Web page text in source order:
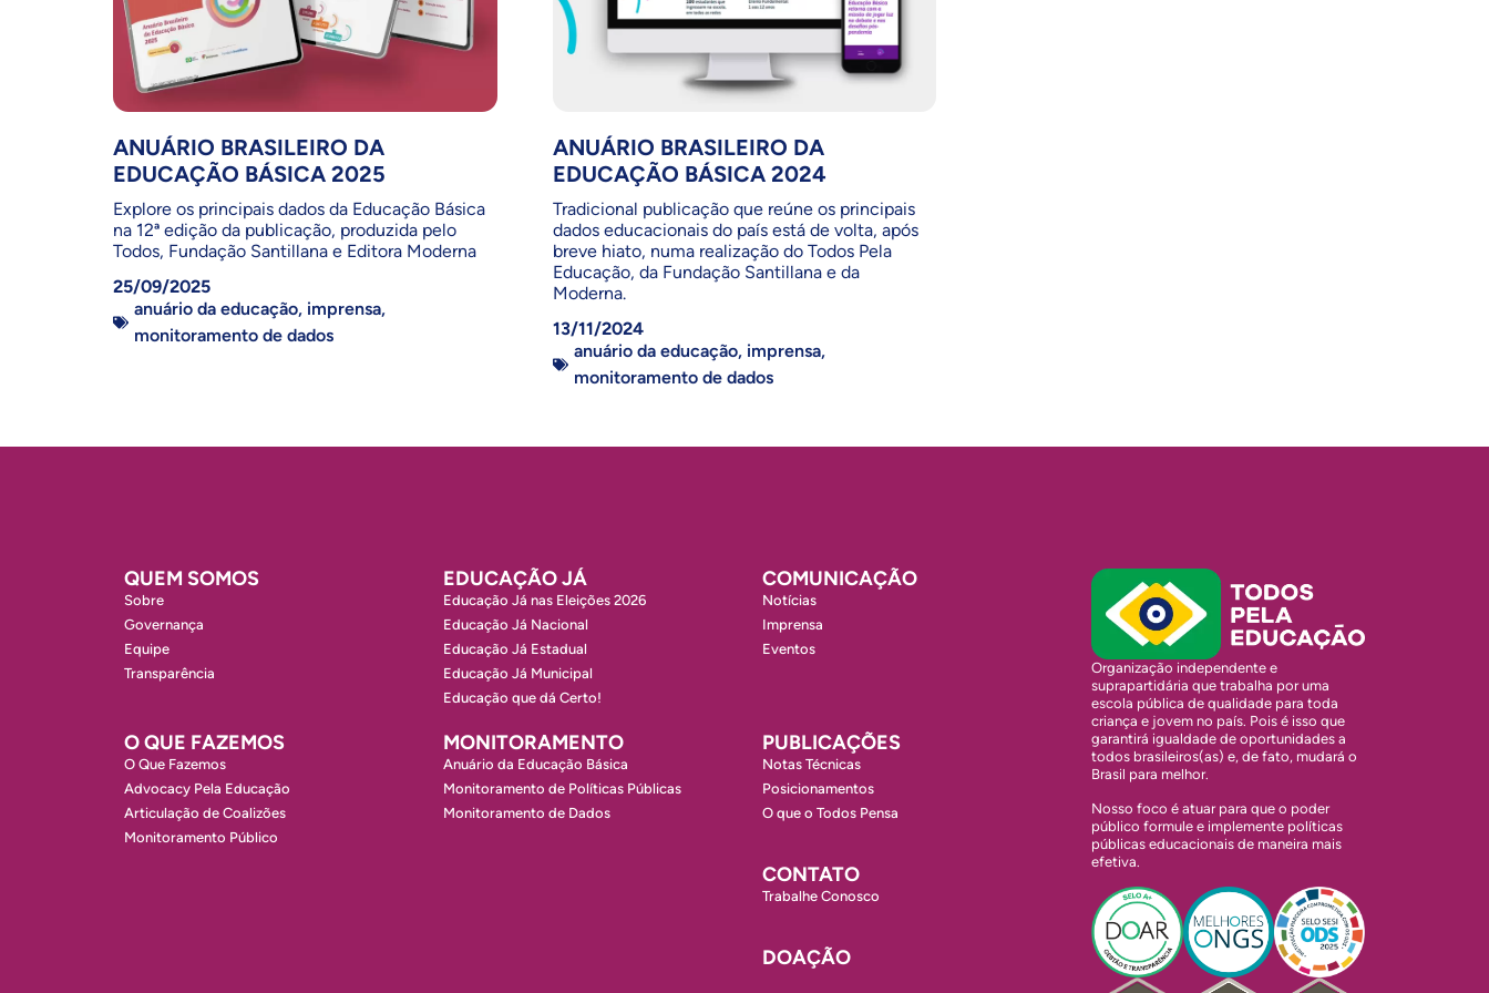
ANUÁRIO BRASILEIRO DA
EDUCAÇÃO BÁSICA 2025
Explore os principais dados da Educação Básica
na 12ª edição da publicação, produzida pelo
Todos, Fundação Santillana e Editora Moderna
25/09/2025
anuário da educação, imprensa,
monitoramento de dados
ANUÁRIO BRASILEIRO DA
EDUCAÇÃO BÁSICA 2024
Tradicional publicação que reúne os principais
dados educacionais do país está de volta, após
breve hiato, numa realização do Todos Pela
Educação, da Fundação Santillana e da
Moderna.
13/11/2024
anuário da educação, imprensa,
monitoramento de dados
QUEM SOMOS
Sobre
Governança
Equipe
Transparência
EDUCAÇÃO JÁ
Educação Já nas Eleições 2026
Educação Já Nacional
Educação Já Estadual
Educação Já Municipal
Educação que dá Certo!
COMUNICAÇÃO
Notícias
Imprensa
Eventos
O QUE FAZEMOS
O Que Fazemos
Advocacy Pela Educação
Articulação de Coalizões
Monitoramento Público
MONITORAMENTO
Anuário da Educação Básica
Monitoramento de Políticas Públicas
Monitoramento de Dados
PUBLICAÇÕES
Notas Técnicas
Posicionamentos
O que o Todos Pensa
CONTATO
Trabalhe Conosco
DOAÇÃO
Organização independente e
suprapartidária que trabalha por uma
escola pública de qualidade para toda
criança e jovem no país. Pois é isso que
garantirá igualdade de oportunidades a
todos brasileiros(as) e, de fato, mudará o
Brasil para melhor.
Nosso foco é atuar para que o poder
público formule e implemente políticas
públicas educacionais de maneira mais
efetiva.